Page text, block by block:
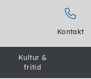
Kontakt
Kultur &
fritid